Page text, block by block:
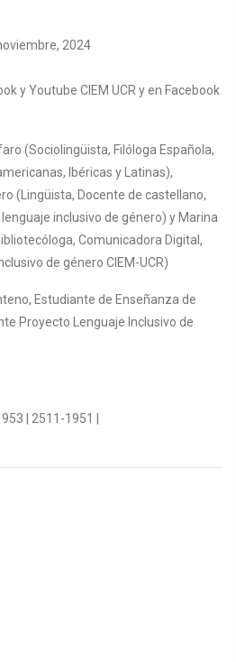
2024
y Youtube CIEM UCR y en Facebook
(Sociolingüista, Filóloga Española,
Ibéricas y Latinas),
(Lingüista, Docente de castellano,
inclusivo de género) y Marina
Comunicadora Digital,
de género CIEM-UCR)
Estudiante de Enseñanza de
Proyecto Lenguaje Inclusivo de
| 2511-1951 |